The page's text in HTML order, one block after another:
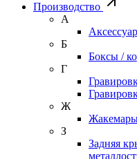
Производство
А
Б
Боксы /
Г
Ж
З
Задняя